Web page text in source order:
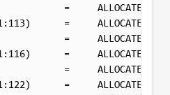
=     ALLOCATED
=
=     ALLOCATED
=
=     ALLOCATED
=